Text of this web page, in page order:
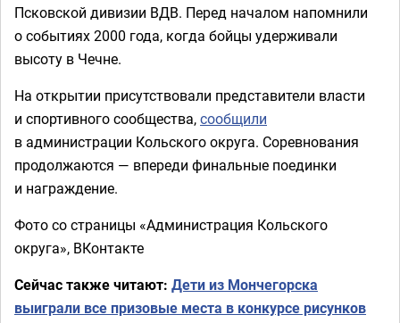
Псковской дивизии ВДВ. Перед началом напомнили
о событиях 2000 года, когда бойцы удерживали
высоту в Чечне.
На открытии присутствовали представители власти
и спортивного сообщества,сообщили
в администрации Кольского округа. Соревнования
продолжаются — впереди финальные поединки
и награждение.
Фото со страницы «Администрация Кольского
округа», ВКонтакте
Сейчас также читают: Дети из Мончегорска
выиграли все призовые места в конкурсе рисунков